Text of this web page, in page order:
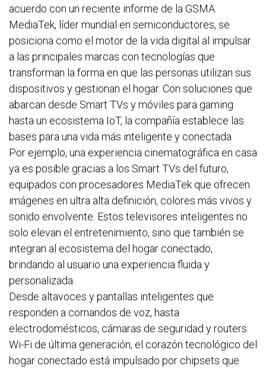
acuerdo con un reciente informe de la GSMA.
MediaTek, líder mundial en semiconductores, se
posiciona como el motor de la vida digital al impulsar
a las principales marcas con tecnologías que
transforman la forma en que las personas utilizan sus
dispositivos y gestionan el hogar. Con soluciones que
abarcan desde Smart TVs y móviles para gaming
hasta un ecosistema IoT, la compañía establece las
bases para una vida más inteligente y conectada
Por ejemplo, una experiencia cinematográfica en casa
ya es posible gracias a los Smart TVs del futuro,
equipados con procesadores MediaTek que ofrecen
imágenes en ultra alta definición, colores más vivos y
sonido envolvente. Estos televisores inteligentes no
solo elevan el entretenimiento, sino que también se
integran al ecosistema del hogar conectado,
brindando al usuario una experiencia fluida y
personalizada.
Desde altavoces y pantallas inteligentes que
responden a comandos de voz, hasta
electrodomésticos, cámaras de seguridad y routers
Wi-Fi de última generación, el corazón tecnológico del
hogar conectado está impulsado por chipsets que